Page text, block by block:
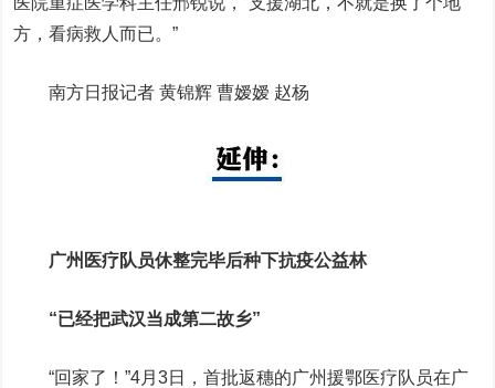
方，看病救人而已。”
南方日报记者 黄锦辉 曹嫒嫒 赵杨
广州医疗队员休整完毕后种下抗疫公益林
“已经把武汉当成第二故乡”
“回家了！”4月3日，首批返穗的广州援鄂医疗队员在广